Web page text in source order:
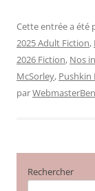
Cette entrée a été
2025 Adult Fiction,
2026 Fiction, Nos
McSorley, Pushkin
par
Rechercher